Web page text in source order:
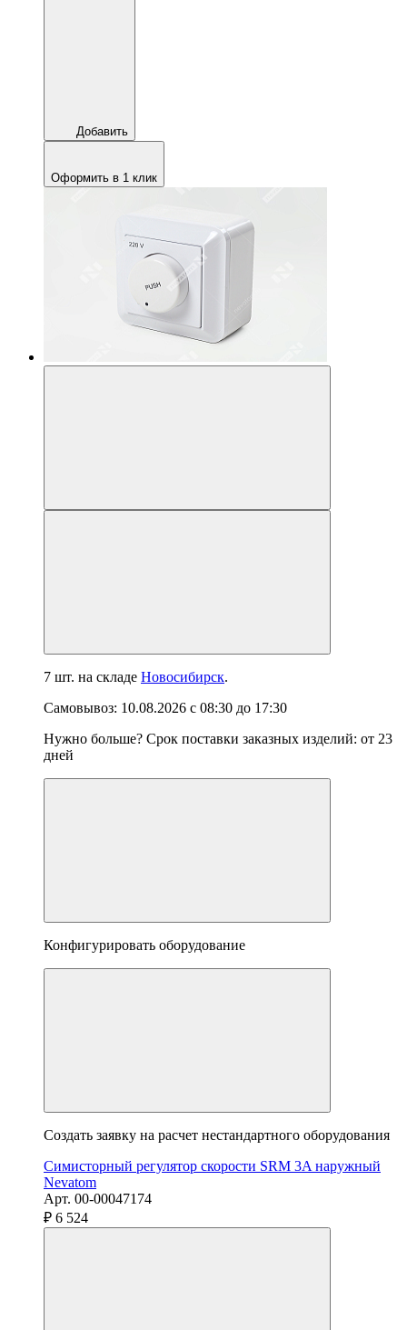
Добавить
Оформить в 1 клик
7 шт. на складе Новосибирск.
Самовывоз: 10.08.2026 с 08:30 до 17:30
Нужно больше? Срок поставки заказных изделий: от 23
дней
Конфигурировать оборудование
Создать заявку на расчет нестандартного оборудования
Симисторный регулятор скорости SRM 3A наружный
Nevatom
Арт. 00-00047174
₽ 6 524